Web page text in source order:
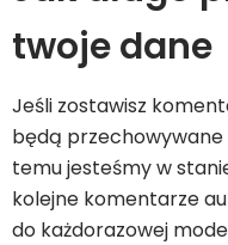
twoje dane
Jeśli zostawisz
będą przechowywane
temu jesteśmy w
kolejne komentarze
do każdorazowej